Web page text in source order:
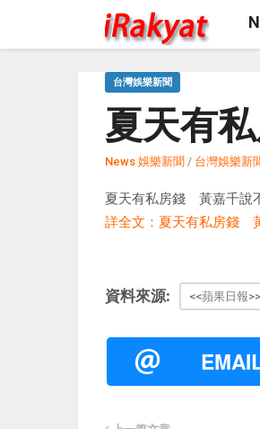
夏天有
台灣娛樂新聞
News 娛樂新聞 / 台灣娛樂新
夏天有私房錢 黃嘉千說
詳全文：夏天有私房錢
資料來源: <<蘋果日報